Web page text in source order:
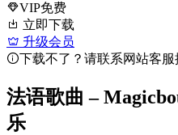
VIP免费
立即下载
升级会员
下载不了？请联系网站客服
法语歌曲 –
乐